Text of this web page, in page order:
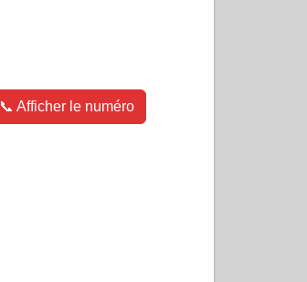
📞 Afficher le numéro